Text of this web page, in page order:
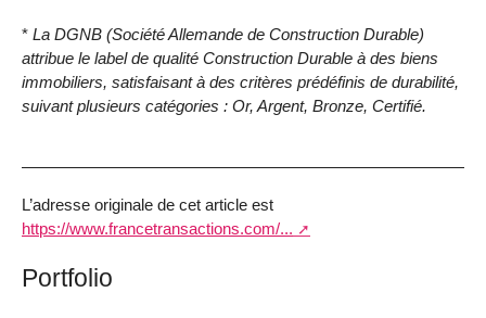
* La DGNB (Société Allemande de Construction Durable)
attribue le label de qualité Construction Durable à des biens
immobiliers, satisfaisant à des critères prédéfinis de durabilité,
suivant plusieurs catégories : Or, Argent, Bronze, Certifié.
L’adresse originale de cet article est
https://www.francetransactions.com/...
Portfolio